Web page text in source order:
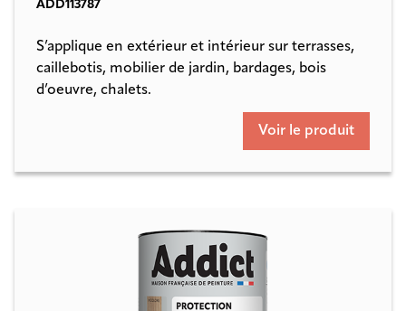
ADD113787
S’applique en extérieur et intérieur sur terrasses,
caillebotis, mobilier de jardin, bardages, bois
d’oeuvre, chalets.
Voir le produit